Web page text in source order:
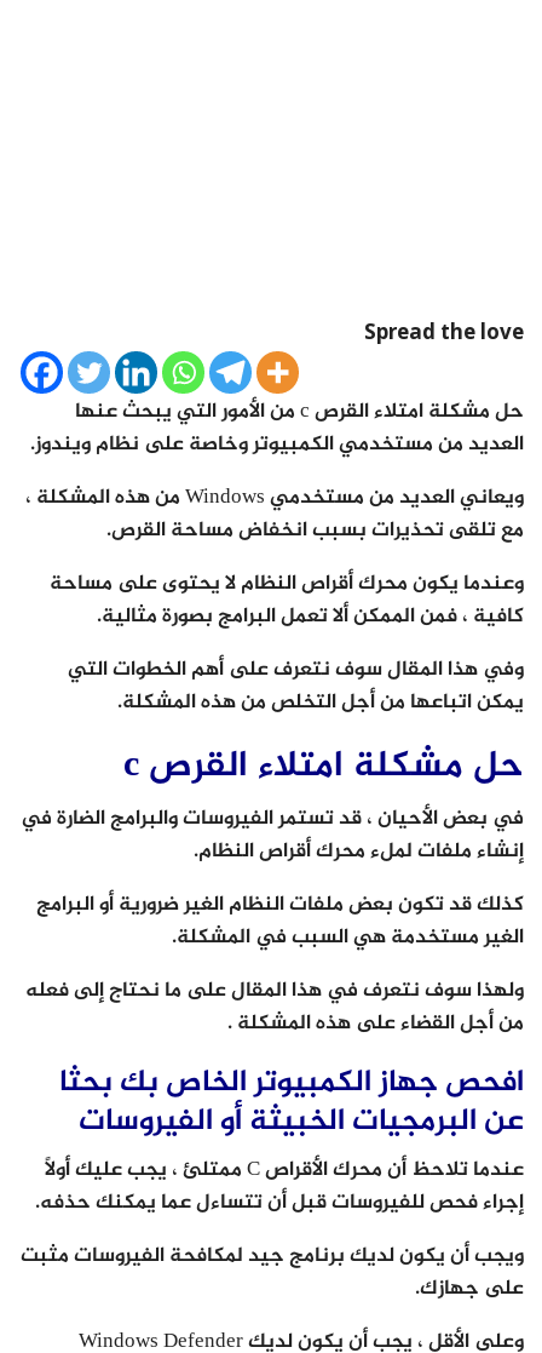
Spread the love
حل مشكلة امتلاء القرص c من الأمور التي يبحث عنها
العديد من مستخدمي الكمبيوتر وخاصة على نظام ويندوز.
ويعاني العديد من مستخدمي Windows من هذه المشكلة ،
مع تلقى تحذيرات بسبب انخفاض مساحة القرص.
وعندما يكون محرك أقراص النظام لا يحتوى على مساحة
كافية ، فمن الممكن ألا تعمل البرامج بصورة مثالية.
وفي هذا المقال سوف نتعرف على أهم الخطوات التي
يمكن اتباعها من أجل التخلص من هذه المشكلة.
حل مشكلة امتلاء القرص c
في بعض الأحيان ، قد تستمر الفيروسات والبرامج الضارة في
إنشاء ملفات لملء محرك أقراص النظام.
كذلك قد تكون بعض ملفات النظام الغير ضرورية أو البرامج
الغير مستخدمة هي السبب في المشكلة.
ولهذا سوف نتعرف في هذا المقال على ما نحتاج إلى فعله
من أجل القضاء على هذه المشكلة .
افحص جهاز الكمبيوتر الخاص بك بحثا
عن البرمجيات الخبيثة أو الفيروسات
عندما تلاحظ أن محرك الأقراص C ممتلئ ، يجب عليك أولاً
إجراء فحص للفيروسات قبل أن تتساءل عما يمكنك حذفه.
ويجب أن يكون لديك برنامج جيد لمكافحة الفيروسات مثبت
على جهازك.
وعلى الأقل ، يجب أن يكون لديك Windows Defender